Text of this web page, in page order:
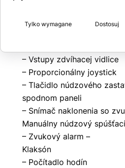
– Výsuvné zásobníky s
– Vstupy zdvíhacej vidlice
– Proporcionálny joystick
– Tlačidlo núdzového
spodnom paneli
– Snímač naklonenia so
Manuálny núdzový
– Zvukový alarm –
Klaksón
– Počítadlo hodín
Dostosuj
Tylko wymagane